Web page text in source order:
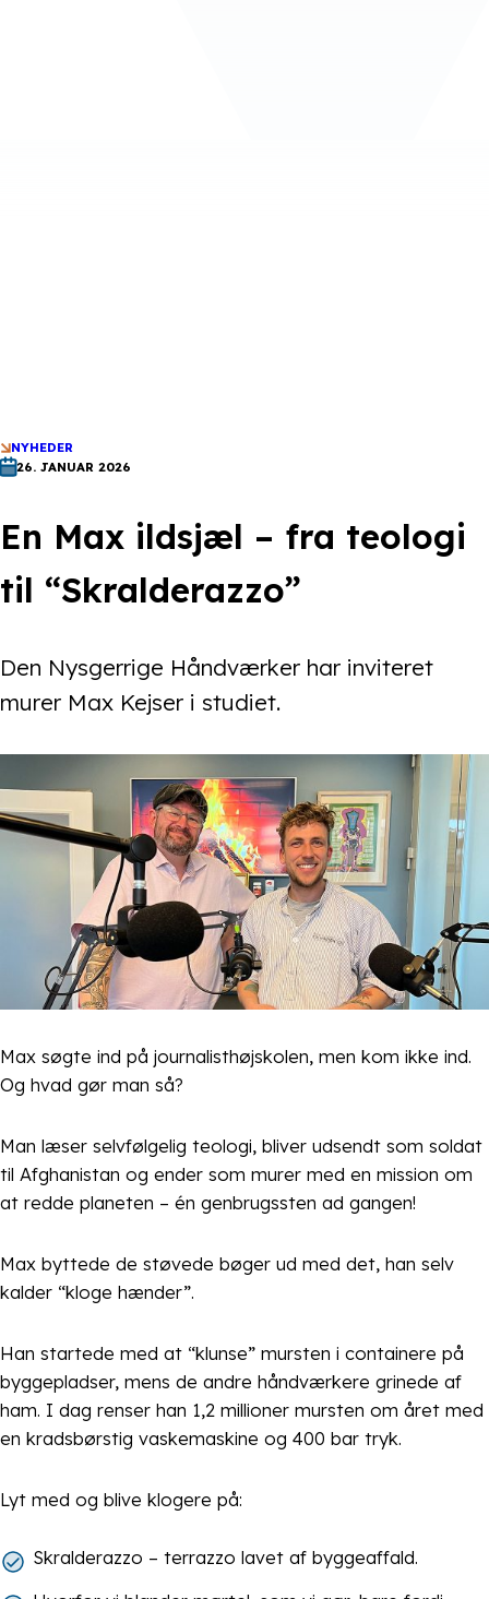
NYHEDER
26. JANUAR 2026
En Max ildsjæl – fra teologi
til “Skralderazzo”
Den Nysgerrige Håndværker har inviteret
murer Max Kejser i studiet.
Max søgte ind på journalisthøjskolen, men kom ikke ind.
Og hvad gør man så?
Man læser selvfølgelig teologi, bliver udsendt som soldat
til Afghanistan og ender som murer med en mission om
at redde planeten – én genbrugssten ad gangen!
Max byttede de støvede bøger ud med det, han selv
kalder “kloge hænder”.
Han startede med at “klunse” mursten i containere på
byggepladser, mens de andre håndværkere grinede af
ham. I dag renser han 1,2 millioner mursten om året med
en kradsbørstig vaskemaskine og 400 bar tryk.
Lyt med og blive klogere på:
Skralderazzo – terrazzo lavet af byggeaffald.